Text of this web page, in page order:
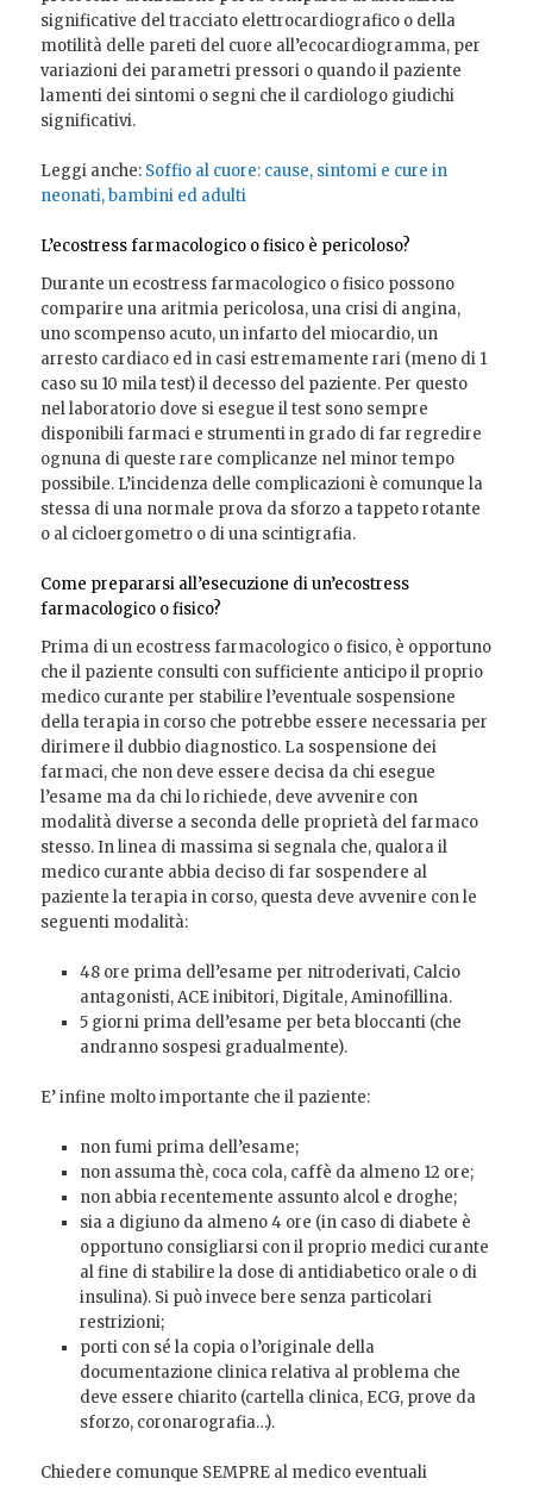
significative del tracciato elettrocardiografico o della
motilità delle pareti del cuore all’ecocardiogramma, per
variazioni dei parametri pressori o quando il paziente
lamenti dei sintomi o segni che il cardiologo giudichi
significativi.
Leggi anche: Soffio al cuore: cause, sintomi e cure in
neonati, bambini ed adulti
L’ecostress farmacologico o fisico è pericoloso?
Durante un ecostress farmacologico o fisico possono
comparire una aritmia pericolosa, una crisi di angina,
uno scompenso acuto, un infarto del miocardio, un
arresto cardiaco ed in casi estremamente rari (meno di 1
caso su 10 mila test) il decesso del paziente. Per questo
nel laboratorio dove si esegue il test sono sempre
disponibili farmaci e strumenti in grado di far regredire
ognuna di queste rare complicanze nel minor tempo
possibile. L’incidenza delle complicazioni è comunque la
stessa di una normale prova da sforzo a tappeto rotante
o al cicloergometro o di una scintigrafia.
Come prepararsi all’esecuzione di un’ecostress
farmacologico o fisico?
Prima di un ecostress farmacologico o fisico, è opportuno
che il paziente consulti con sufficiente anticipo il proprio
medico curante per stabilire l’eventuale sospensione
della terapia in corso che potrebbe essere necessaria per
dirimere il dubbio diagnostico. La sospensione dei
farmaci, che non deve essere decisa da chi esegue
l’esame ma da chi lo richiede, deve avvenire con
modalità diverse a seconda delle proprietà del farmaco
stesso. In linea di massima si segnala che, qualora il
medico curante abbia deciso di far sospendere al
paziente la terapia in corso, questa deve avvenire con le
seguenti modalità:
48 ore prima dell’esame per nitroderivati, Calcio
antagonisti, ACE inibitori, Digitale, Aminofillina.
5 giorni prima dell’esame per beta bloccanti (che
andranno sospesi gradualmente).
E’ infine molto importante che il paziente:
non fumi prima dell’esame;
non assuma thè, coca cola, caffè da almeno 12 ore;
non abbia recentemente assunto alcol e droghe;
sia a digiuno da almeno 4 ore (in caso di diabete è
opportuno consigliarsi con il proprio medici curante
al fine di stabilire la dose di antidiabetico orale o di
insulina). Si può invece bere senza particolari
restrizioni;
porti con sé la copia o l’originale della
documentazione clinica relativa al problema che
deve essere chiarito (cartella clinica, ECG, prove da
sforzo, coronarografia…).
Chiedere comunque SEMPRE al medico eventuali